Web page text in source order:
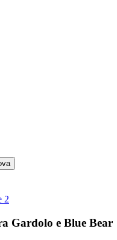
2
Gardolo e Blue Bear